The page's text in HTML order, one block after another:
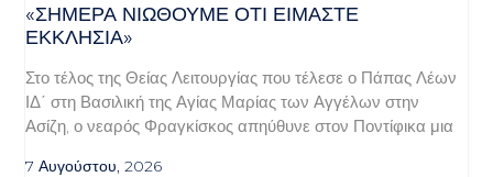
«ΣΉΜΕΡΑ ΝΙΏΘΟΥΜΕ ΌΤΙ ΕΊΜΑΣΤΕ
ΕΚΚΛΗΣΊΑ»
Στο τέλος της Θείας Λειτουργίας που τέλεσε ο Πάπας Λέων
ΙΔ΄ στη Βασιλική της Αγίας Μαρίας των Αγγέλων στην
Ασίζη, ο νεαρός Φραγκίσκος απηύθυνε στον Ποντίφικα μια
7 Αυγούστου, 2026